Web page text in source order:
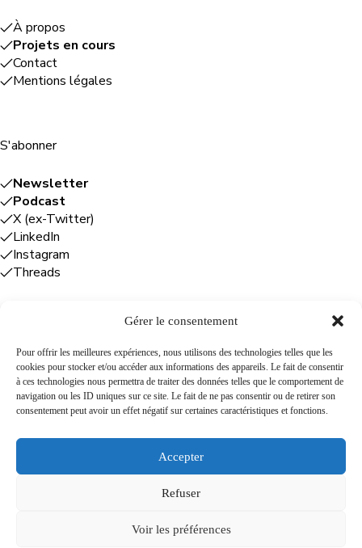
Gérer le consentement
Pour offrir les meilleures expériences, nous utilisons des technologies telles que les
cookies pour stocker et/ou accéder aux informations des appareils. Le fait de consentir
à ces technologies nous permettra de traiter des données telles que le comportement de
navigation ou les ID uniques sur ce site. Le fait de ne pas consentir ou de retirer son
consentement peut avoir un effet négatif sur certaines caractéristiques et fonctions.
Accepter
Refuser
Voir les préférences
À propos
Projets en cours
Contact
Mentions légales
S'abonner
Newsletter
Podcast
X (ex-Twitter)
LinkedIn
Instagram
Threads
Plume Caraïbe: conseil éditorial +
rédaction
Foodîles Agency: lab + média + événement
Cuisines mobiles
Newsletter Podcast